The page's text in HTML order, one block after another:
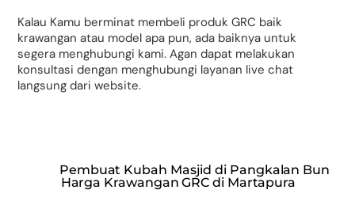
Kalau Kamu berminat membeli produk GRC baik
krawangan atau model apa pun, ada baiknya untuk
segera menghubungi kami. Agan dapat melakukan
konsultasi dengan menghubungi layanan live chat
langsung dari website.
Pembuat Kubah Masjid di Pangkalan Bun
Harga Krawangan GRC di Martapura